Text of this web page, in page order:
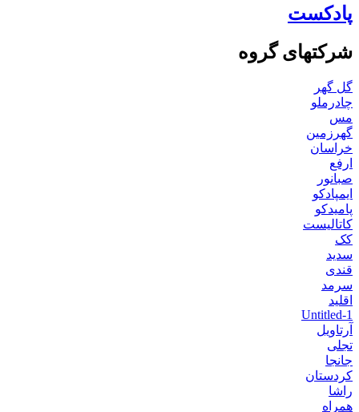
پادکست
شرکتهای گروه
گل گهر
چادرملو
مس
گهرزمین
خراسان
ارفع
صبانور
ایمپادکو
پامیدکو
کاتالیست
کک
سدید
قندی
سرمد
اقلید
Untitled-1
آرتاویل
تجلی
جانجا
کردستان
راشا
همراه